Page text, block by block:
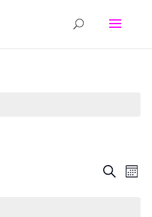
Buscar
de
Mes